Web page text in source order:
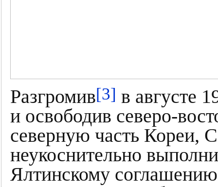
Разгромив[3] в августе
и освободив северо-
северную часть Кореи,
неукоснительно
Ялтинскому соглашению